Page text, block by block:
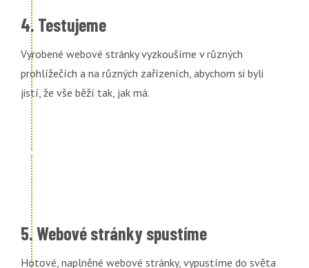
4. Testujeme
Vyrobené webové stránky vyzkoušíme v různých
prohlížečích a na různých zařízeních, abychom si byli
jistí, že vše běží tak, jak má.
5. Webové stránky spustíme
Hotové, naplněné webové stránky, vypustíme do světa